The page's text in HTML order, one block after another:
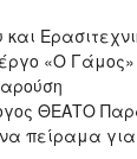
και
«Ο Γάμος»
ΘΕΑΤΟ
πείραμα